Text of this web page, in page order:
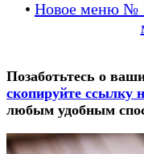
• Новое меню №
Позаботьтесь о
скопируйте ссылку
любым удобным